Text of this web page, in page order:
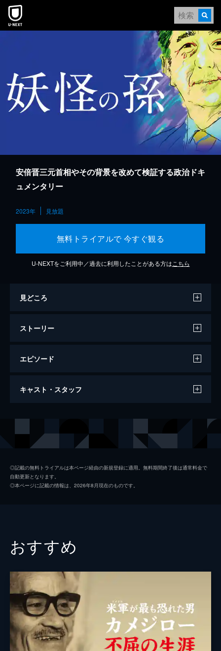
本文へスキップ
安倍晋三元首相やその背景を改めて検証する政治ドキ
ュメンタリー
2023年 見放題
無料トライアルで 今すぐ観る
U-NEXTをご利用中／過去に利用したことがある方は こちら
見どころ
ストーリー
エピソード
妖怪の孫
キャスト・スタッフ
◎記載の無料トライアルは本ページ経由の新規登録に適用。無料期間終了後は通常料金で
自動更新となります。
◎本ページに記載の情報は、2026年8月現在のものです。
おすすめ